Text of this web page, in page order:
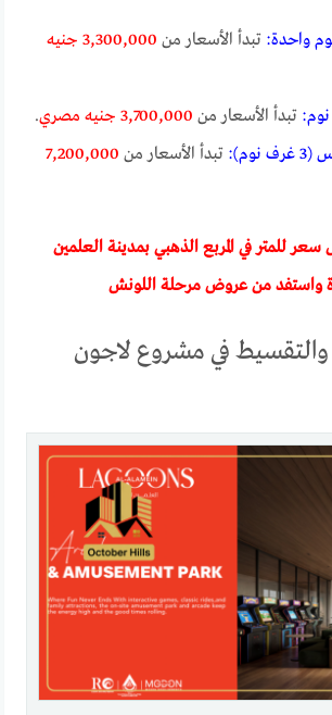
واحدة: تبدأ الأسعار من
3,300,000 جنيه
تبدأ الأسعار من 3,700,000 جنيه مصري
.
تبدأ الأسعار من 7,200,000
للمتر في المربع الذهبي بمدينة العلمين
واستفد من عروض مرحلة اللونش
والتقسيط في مشروع لاجون